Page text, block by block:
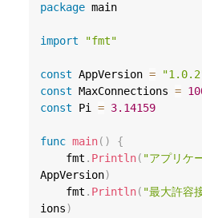
package main
import "fmt"
const AppVersion =
const MaxConnections =
const Pi = 3.14159
func main( )
{
	fmt
. Println( "アプリケ
AppVersion)
	fmt
. Println( "最大許容
ions)